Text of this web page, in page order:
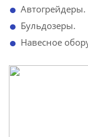
Автогрейдеры.
Бульдозеры.
Навесное